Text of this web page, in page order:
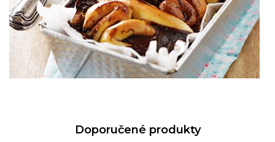
Doporučené produkty